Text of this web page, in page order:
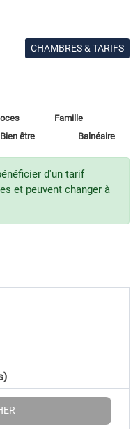
CHAMBRES & TARIFS
Famille
Bien être Balnéaire
d'un tarif
et peuvent changer à